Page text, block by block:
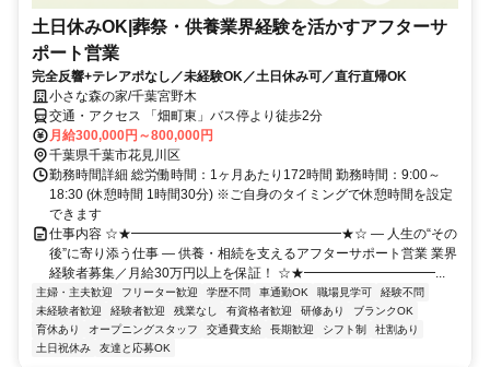
土日休みOK|葬祭・供養業界経験を活かすアフターサ
ポート営業
完全反響+テレアポなし／未経験OK／土日休み可／直行直帰OK
小さな森の家/千葉宮野木
交通・アクセス 「畑町東」バス停より徒歩2分
月給300,000円～800,000円
千葉県千葉市花見川区
勤務時間詳細 総労働時間：1ヶ月あたり172時間 勤務時間：9:00～
18:30 (休憩時間 1時間30分) ※ご自身のタイミングで休憩時間を設定
できます
仕事内容 ☆★━━━━━━━━━━━━━━━━★☆ ― 人生の“その
後”に寄り添う仕事 ― 供養・相続を支えるアフターサポート営業 業界
経験者募集／月給30万円以上を保証！ ☆★━━━━━━━━━━...
主婦・主夫歓迎 フリーター歓迎 学歴不問 車通勤OK 職場見学可
経験不問
未経験者歓迎
経験者歓迎 残業なし 有資格者歓迎 研修あり
ブランクOK
育休あり
オープニングスタッフ 交通費支給 長期歓迎 シフト制
社割あり
土日祝休み
友達と応募OK